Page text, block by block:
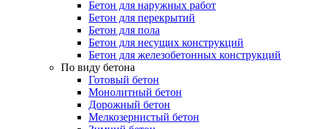
Бетон для наружных работ
Бетон для перекрытий
Бетон для пола
Бетон для несущих конструкций
Бетон для железобетонных конструкций
По виду бетона
Готовый бетон
Монолитный бетон
Дорожный бетон
Мелкозернистый бетон